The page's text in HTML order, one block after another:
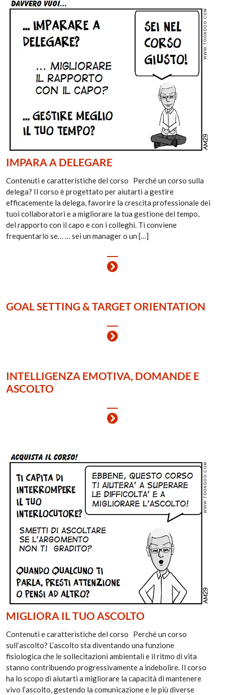
IMPARA A DELEGARE
Contenuti e caratteristiche del corso Perché un corso sulla
delega? Il corso è progettato per aiutarti a gestire
efficacemente la delega, favorire la crescita professionale dei
tuoi collaboratori e a migliorare la tua gestione del tempo,
del rapporto con il capo e con i colleghi. Ti conviene
frequentarlo se… … sei un manager o un […]
GOAL SETTING & TARGET ORIENTATION
INTELLIGENZA EMOTIVA, DOMANDE E
ASCOLTO
MIGLIORA IL TUO ASCOLTO
Contenuti e caratteristiche del corso Perché un corso
sull’ascolto? L’ascolto sta diventando una funzione
fisiologica che le sollecitazioni ambientali e il ritmo di vita
stanno contribuendo progressivamente a indebolire. Il corso
ha lo scopo di aiutarti a migliorare la capacità di mantenere
vivo l’ascolto, gestendo la comunicazione e le più diverse